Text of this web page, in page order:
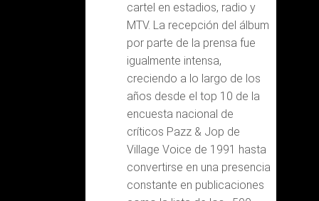
cartel en estadios, radio y
MTV. La recepción del álbum
por parte de la prensa fue
igualmente intensa,
creciendo a lo largo de los
años desde el top 10 de la
encuesta nacional de
críticos Pazz & Jop de
Village Voice de 1991 hasta
convertirse en una presencia
constante en publicaciones